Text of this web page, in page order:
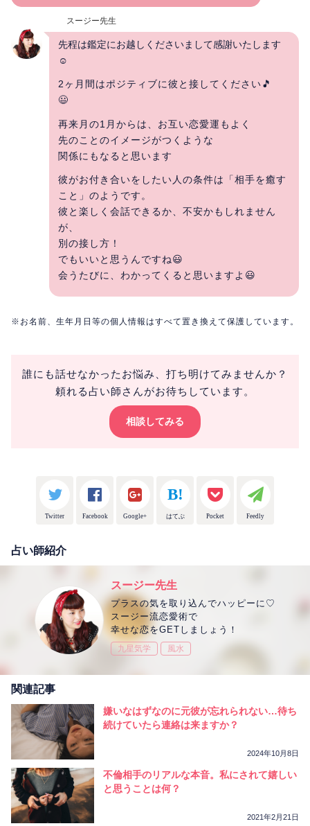
スージー先生
先程は鑑定にお越しくださいまして感謝いたします
☺
2ヶ月間はポジティブに彼と接してください🎵
😃
再来月の1月からは、お互い恋愛運もよく
先のことのイメージがつくような
関係にもなると思います
彼がお付き合いをしたい人の条件は「相手を癒す
こと」のようです。
彼と楽しく会話できるか、不安かもしれません
が、
別の接し方！
でもいいと思うんですね😃
会うたびに、わかってくると思いますよ😃
※お名前、生年月日等の個人情報はすべて置き換えて保護しています。
誰にも話せなかったお悩み、打ち明けてみませんか？
頼れる占い師さんがお待ちしています。
相談してみる
Twitter Facebook Google+ はてぶ Pocket Feedly
占い師紹介
スージー先生
プラスの気を取り込んでハッピーに♡
スージー流恋愛術で
幸せな恋をGETしましょう！
九星気学 風水
関連記事
嫌いなはずなのに元彼が忘れられない…待ち
続けていたら連絡は来ますか？
2024年10月8日
不倫相手のリアルな本音。私にされて嬉しい
と思うことは何？
2021年2月21日